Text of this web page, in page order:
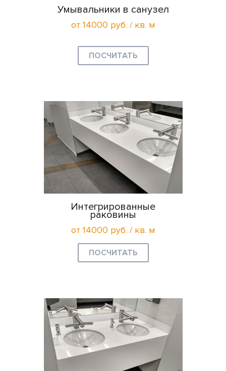
Умывальники в санузел
от 14000 руб. / кв. м
ПОСЧИТАТЬ
Интегрированные
раковины
от 14000 руб. / кв. м
ПОСЧИТАТЬ